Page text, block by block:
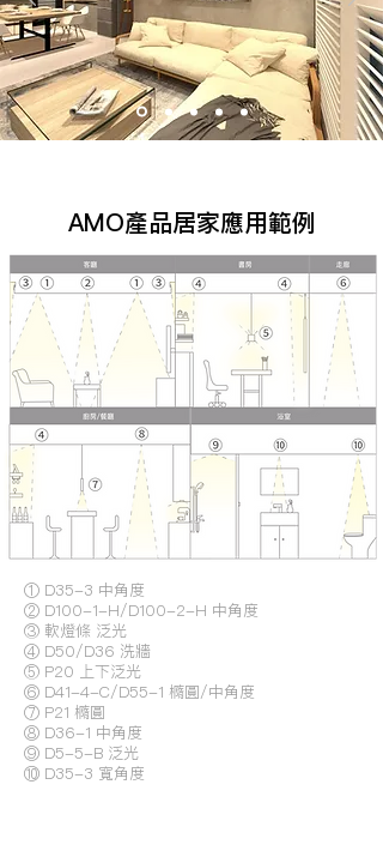
AMO產品居家應用範例
① D35-3 中角度
② D100-1-H/D100-2-H 中角度
③ 軟燈條 泛光
④ D50/D36 洗牆
⑤ P20 上下泛光
⑥ D41-4-C/D55-1 橢圓/中角度
⑦ P21 橢圓
⑧ D36-1 中角度
⑨ D5-5-B 泛光
⑩ D35-3 寬角度